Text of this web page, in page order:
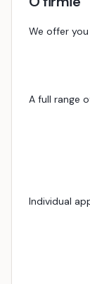
We offer you
A full range
Individual